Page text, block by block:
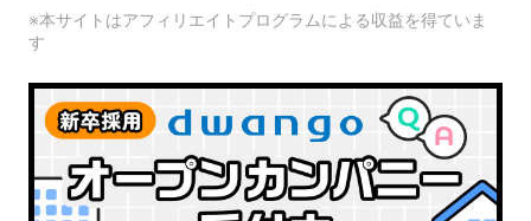
※本サイトはアフィリエイトプログラムによる収益を得ていま
す